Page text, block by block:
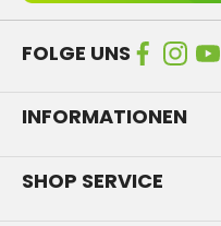
FOLGE UNS
INFORMATIONEN
SHOP SERVICE